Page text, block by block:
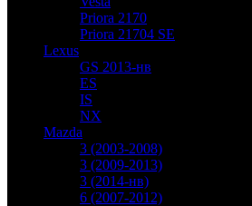
Priora 2170
Priora 21704 SE
Lexus
GS 2013-нв
ES
IS
NX
Mazda
3 (2003-2008)
3 (2009-2013)
3 (2014-нв)
6 (2007-2012)